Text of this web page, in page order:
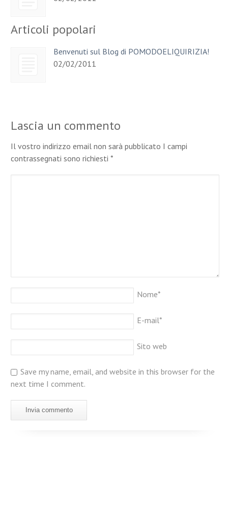
Articoli popolari
Benvenuti sul Blog di POMODOELIQUIRIZIA!
02/02/2011
Lascia un commento
Il vostro indirizzo email non sarà pubblicato I campi
contrassegnati sono richiesti*
Nome*
E-mail*
Sito web
Save my name, email, and website in this browser for the
next time I comment.